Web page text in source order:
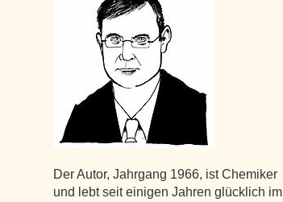
Der Autor, Jahrgang 1966, ist Chemiker
und lebt seit einigen Jahren glücklich im